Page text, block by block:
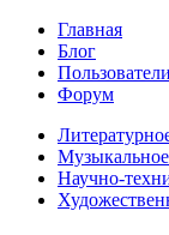
Главная
Блог
Пользователи
Форум
Научно-